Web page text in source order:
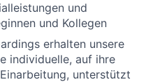
und
und Kollegen
erhalten unsere
individuelle, auf ihre
unterstützt